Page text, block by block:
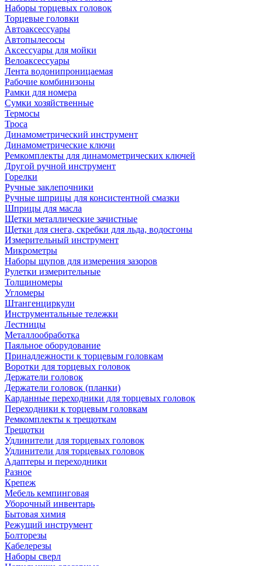
Наборы торцевых головок
Торцевые головки
Автоаксессуары
Автопылесосы
Аксессуары для мойки
Велоаксессуары
Лента водонипроницаемая
Рабочие комбинизоны
Рамки для номера
Сумки хозяйственные
Термосы
Троса
Динамометрический инструмент
Динамометрические ключи
Ремкомплекты для динамометрических ключей
Другой ручной инструмент
Горелки
Ручные заклепочники
Ручные шприцы для консистентной смазки
Шприцы для масла
Щетки металлические зачистные
Щетки для снега, скребки для льда, водосгоны
Измерительный инструмент
Микрометры
Наборы щупов для измерения зазоров
Рулетки измерительные
Толщиномеры
Угломеры
Штангенциркули
Инструментальные тележки
Лестницы
Металлообработка
Паяльное оборудование
Принадлежности к торцевым головкам
Воротки для торцевых головок
Держатели головок
Держатели головок (планки)
Карданные переходники для торцевых головок
Переходники к торцевым головкам
Ремкомплекты к трещоткам
Трещотки
Удлинители для торцевых головок
Удлинители для торцевых головок
Адаптеры и переходники
Разное
Крепеж
Мебель кемпинговая
Уборочный инвентарь
Бытовая химия
Режущий инструмент
Болторезы
Кабелерезы
Наборы сверл